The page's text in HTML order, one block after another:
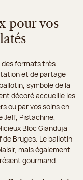
pour vos
des formats très
et de partage
symbole de la
décoré accueille les
ou par vos soins en
Jeff, Pistachine,
Bloc Gianduja :
Bruges. Le ballotin
mais également
gourmand.